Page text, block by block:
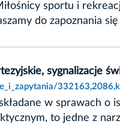
sportu i
do zapoznania
sygnalizacje
w sprawach
to jedne z